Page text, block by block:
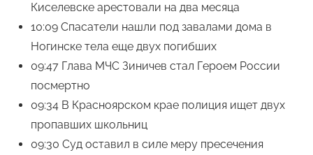
Киселевске арестовали на два месяца
10:09 Спасатели нашли под завалами дома в
Ногинске тела еще двух погибших
09:47 Глава МЧС Зиничев стал Героем России
посмертно
09:34 В Красноярском крае полиция ищет двух
пропавших школьниц
09:30 Суд оставил в силе меру пресечения